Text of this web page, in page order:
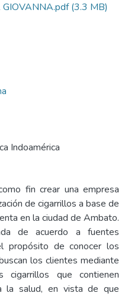
(3.3 MB)
Indoamérica
fin crear una empresa
de cigarrillos a base de
en la ciudad de Ambato.
de acuerdo a fuentes
propósito de conocer los
los clientes mediante
que contienen
la salud, en vista de que